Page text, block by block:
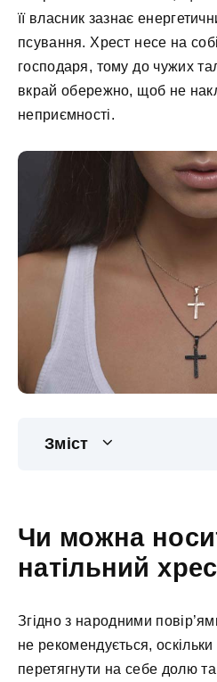
її власник зазнає
псування. Хрест несе на собі
господаря, тому до чужих
вкрай обережно, щоб не
неприємності.
Зміст
Чи можна
натільний
Згідно з народними
не рекомендується,
перетягнути на себе долю